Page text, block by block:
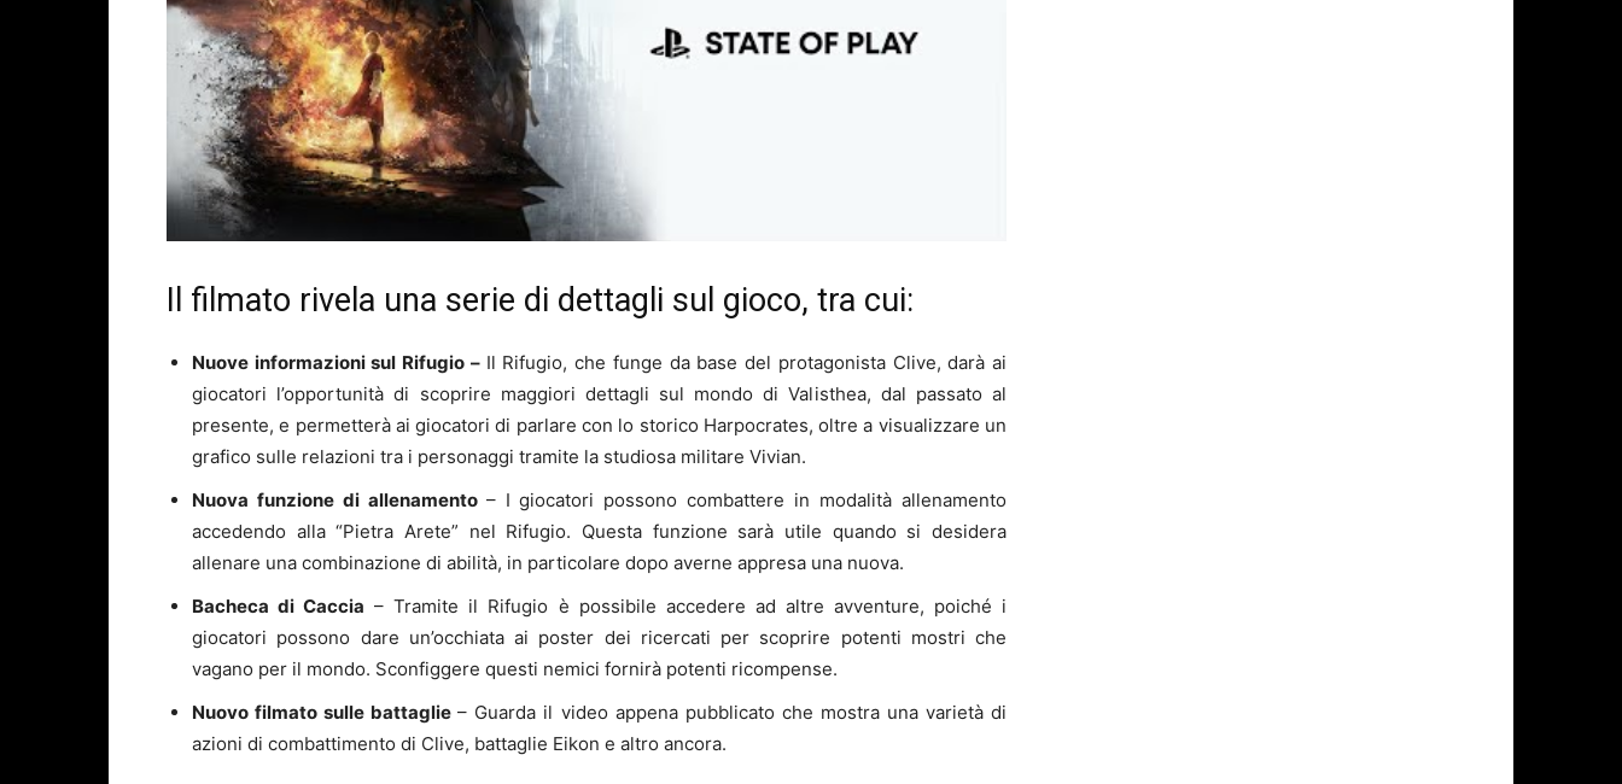
Il filmato rivela una serie di dettagli sul gioco, tra cui:
Nuove informazioni sul Rifugio – Il Rifugio, che funge da base del protagonista Clive, darà ai
giocatori l’opportunità di scoprire maggiori dettagli sul mondo di Valisthea, dal passato al
presente, e permetterà ai giocatori di parlare con lo storico Harpocrates, oltre a visualizzare un
grafico sulle relazioni tra i personaggi tramite la studiosa militare Vivian.
Nuova funzione di allenamento – I giocatori possono combattere in modalità allenamento
accedendo alla “Pietra Arete” nel Rifugio. Questa funzione sarà utile quando si desidera
allenare una combinazione di abilità, in particolare dopo averne appresa una nuova.
Bacheca di Caccia – Tramite il Rifugio è possibile accedere ad altre avventure, poiché i
giocatori possono dare un’occhiata ai poster dei ricercati per scoprire potenti mostri che
vagano per il mondo. Sconfiggere questi nemici fornirà potenti ricompense.
Nuovo filmato sulle battaglie– Guarda il video appena pubblicato che mostra una varietà di
azioni di combattimento di Clive, battaglie Eikon e altro ancora.